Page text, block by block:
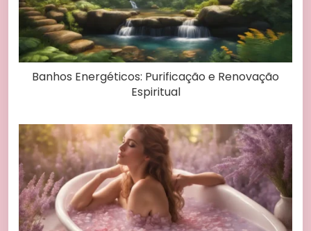
Banhos Energéticos: Purificação e Renovação
Espiritual